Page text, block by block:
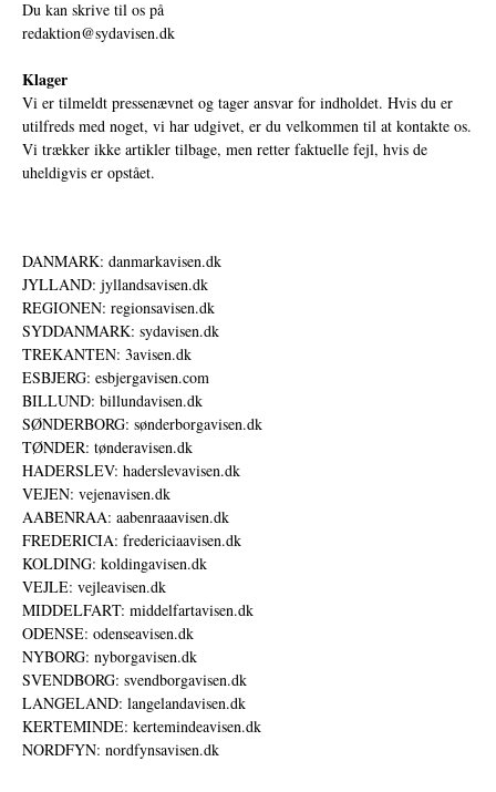
Du kan skrive til os på
redaktion@sydavisen.dk
Klager
Vi er tilmeldt pressenævnet og tager ansvar for indholdet. Hvis du er
utilfreds med noget, vi har udgivet, er du velkommen til at kontakte os.
Vi trækker ikke artikler tilbage, men retter faktuelle fejl, hvis de
uheldigvis er opstået.
DANMARK: danmarkavisen.dk
JYLLAND: jyllandsavisen.dk
REGIONEN: regionsavisen.dk
SYDDANMARK: sydavisen.dk
TREKANTEN: 3avisen.dk
ESBJERG: esbjergavisen.com
BILLUND: billundavisen.dk
SØNDERBORG: sønderborgavisen.dk
TØNDER: tønderavisen.dk
HADERSLEV: haderslevavisen.dk
VEJEN: vejenavisen.dk
AABENRAA: aabenraaavisen.dk
FREDERICIA: fredericiaavisen.dk
KOLDING: koldingavisen.dk
VEJLE: vejleavisen.dk
MIDDELFART: middelfartavisen.dk
ODENSE: odenseavisen.dk
NYBORG: nyborgavisen.dk
SVENDBORG: svendborgavisen.dk
LANGELAND: langelandavisen.dk
KERTEMINDE: kertemindeavisen.dk
NORDFYN: nordfynsavisen.dk